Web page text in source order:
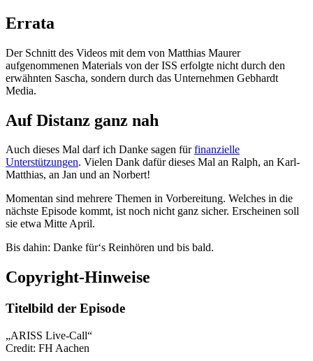
Errata
Der Schnitt des Videos mit dem von Matthias Maurer
aufgenommenen Materials von der ISS erfolgte nicht durch den
erwähnten Sascha, sondern durch das Unternehmen Gebhardt
Media.
Auf Distanz ganz nah
Auch dieses Mal darf ich Danke sagen fürfinanzielle
Unterstützungen. Vielen Dank dafür dieses Mal an Ralph, an Karl-
Matthias, an Jan und an Norbert!
Momentan sind mehrere Themen in Vorbereitung. Welches in die
nächste Episode kommt, ist noch nicht ganz sicher. Erscheinen soll
sie etwa Mitte April.
Bis dahin: Danke für‘s Reinhören und bis bald.
Copyright-Hinweise
Titelbild der Episode
„ARISS Live-Call“
Credit: FH Aachen